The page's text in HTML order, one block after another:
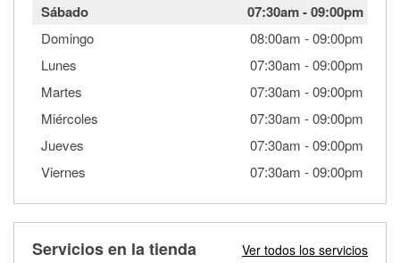
Sábado 07:30am-09:00pm
Domingo 08:00am -09:00pm
Lunes
07:30am -09:00pm
Martes
07:30am -09:00pm
Miércoles
07:30am -09:00pm
Jueves
07:30am -09:00pm
Viernes
07:30am -09:00pm
Servicios en la tienda Ver todos los servicios